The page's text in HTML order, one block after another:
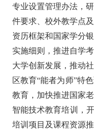
专业设置管理办法，
件要求、校外教学点
资历框架和国家学分
实施细则，推进自学
大学创新发展，推动
区教育“能者为师”特
教育，加快推进国家
智能技术教育培训，
培训项目及课程资源